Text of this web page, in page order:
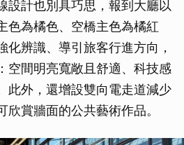
設計也別具巧思，報到大廳以
色為橘色、空橋主色為橘紅
化辨識、導引旅客行進方向，
空間明亮寬敞且舒適、科技感
此外，還增設雙向電走道減少
賞牆面的公共藝術作品。